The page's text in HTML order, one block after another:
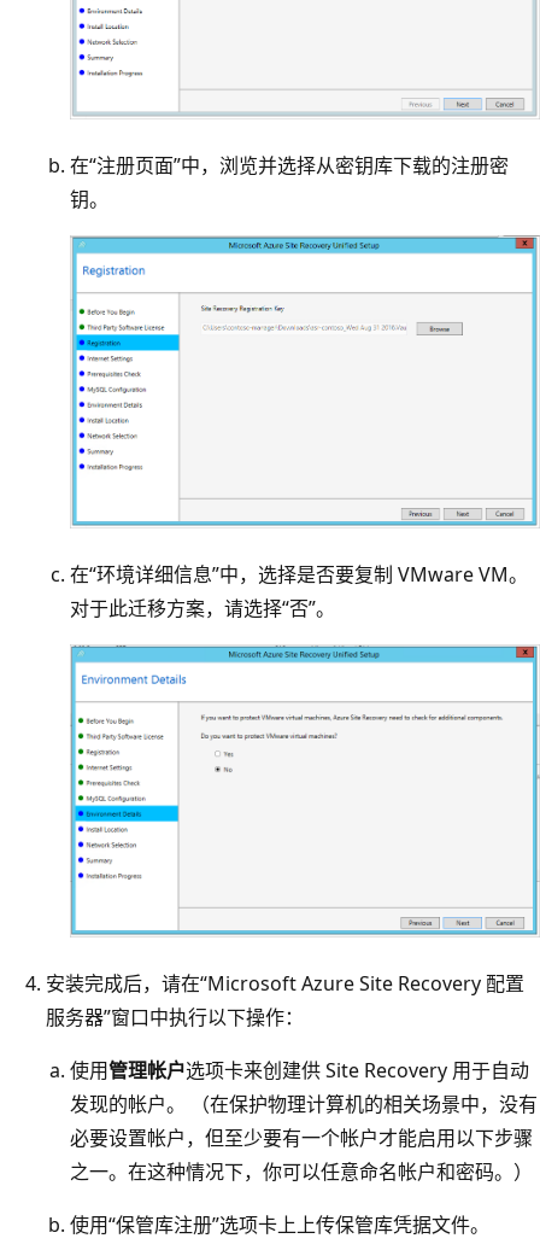
在“注册页面”中，浏览并选择从密钥库下载的注册密
钥。
在“环境详细信息”中，选择是否要复制 VMware VM。
对于此迁移方案，请选择“否”。
安装完成后，请在“Microsoft Azure Site Recovery 配置
服务器”窗口中执行以下操作：
使用管理帐户选项卡来创建供 Site Recovery 用于自动
发现的帐户。 （在保护物理计算机的相关场景中，没有
必要设置帐户，但至少要有一个帐户才能启用以下步骤
之一。在这种情况下，你可以任意命名帐户和密码。）
使用“保管库注册”选项卡上上传保管库凭据文件。